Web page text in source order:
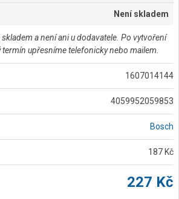
Není skladem
a není ani u dodavatele. Po vytvoření
upřesníme telefonicky nebo mailem.
1607014144
4059952059853
Bosch
187 Kč
227 Kč